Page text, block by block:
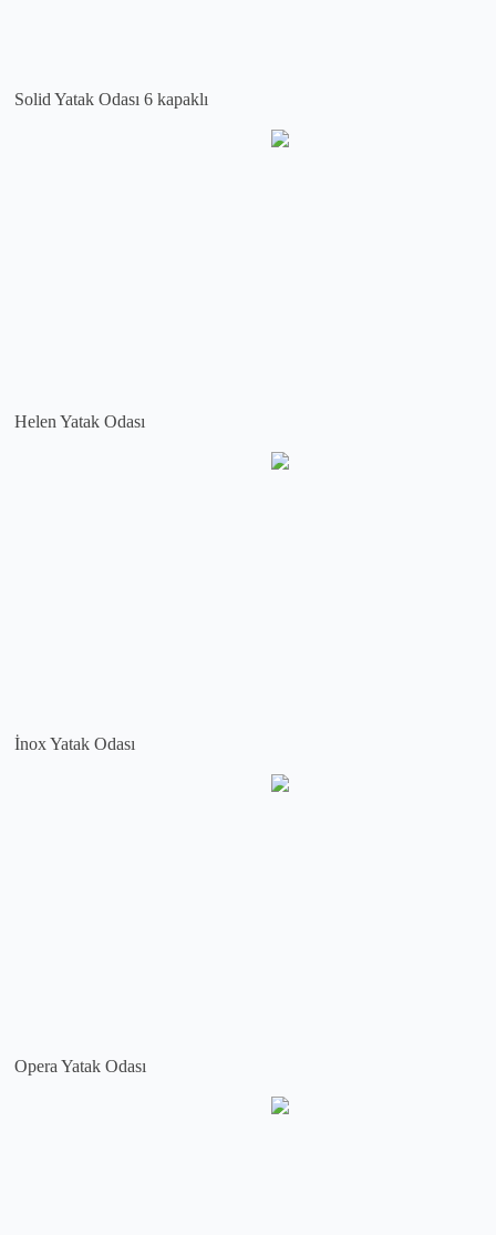
Solid Yatak Odası 6 kapaklı
Helen Yatak Odası
İnox Yatak Odası
Opera Yatak Odası